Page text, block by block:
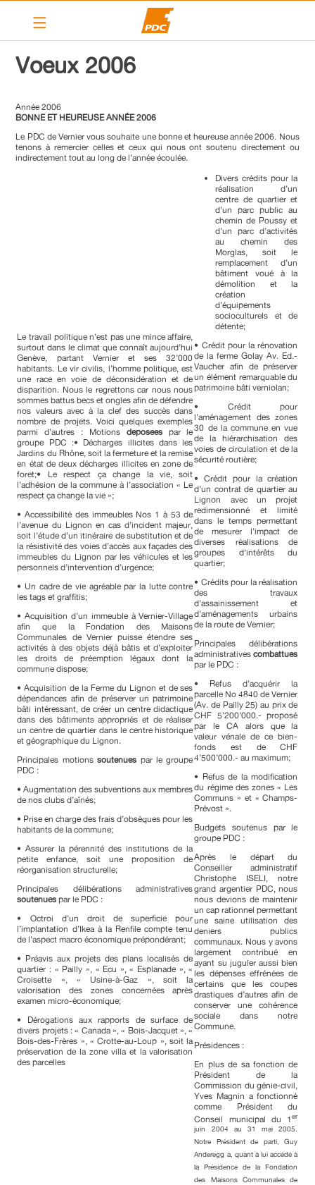
Le PDC Vernier
Calendrier
Articles
Contact
Voeux 2006
Année 2006
BONNE ET HEUREUSE ANNÉE 2006
Le PDC de Vernier vous souhaite une bonne et heureuse année 2006. Nous
tenons à remercier celles et ceux qui nous ont soutenu directement ou
indirectement tout au long de l’année écoulée.
Le travail politique n’est pas une mince affaire,
surtout dans le climat que connaît aujourd’hui
Genève, partant Vernier et ses 32’000
habitants. Le vir civilis, l’homme politique, est
une race en voie de déconsidération et de
disparition. Nous le regrettons car nous nous
sommes battus becs et ongles afin de défendre
nos valeurs avec à la clef des succès dans
nombre de projets. Voici quelques exemples
parmi d’autres : Motions déposées par le
groupe PDC :• Décharges illicites dans les
Jardins du Rhône, soit la fermeture et la remise
en état de deux décharges illicites en zone de
foret;• Le respect ça change la vie, soit
l’adhésion de la commune à l’association « Le
respect ça change la vie »;
• Accessibilité des immeubles Nos 1 à 53 de
l’avenue du Lignon en cas d’incident majeur,
soit l’étude d’un itinéraire de substitution et de
la résistivité des voies d’accès aux façades des
immeubles du Lignon par les véhicules et les
personnels d’intervention d’urgence;
• Un cadre de vie agréable par la lutte contre
les tags et graffitis;
• Acquisition d’un immeuble à Vernier-Village
afin que la Fondation des Maisons
Communales de Vernier puisse étendre ses
activités à des objets déjà bâtis et d’exploiter
les droits de préemption légaux dont la
commune dispose;
• Acquisition de la Ferme du Lignon et de ses
dépendances afin de préserver un patrimoine
bâti intéressant, de créer un centre didactique
dans des bâtiments appropriés et de réaliser
un centre de quartier dans le centre historique
et géographique du Lignon.
Principales motionssoutenues par le groupe
PDC :
• Augmentation des subventions aux membres
de nos clubs d’aînés;
• Prise en charge des frais d’obsèques pour les
habitants de la commune;
• Assurer la pérennité des institutions de la
petite enfance, soit une proposition de
réorganisation structurelle;
Principales délibérations administratives
soutenuespar le PDC :
• Octroi d’un droit de superficie pour
l’implantation d’Ikea à la Renfile compte tenu
de l’aspect macro économique prépondérant;
• Préavis aux projets des plans localisés de
quartier : « Pailly », « Ecu », « Esplanade », «
Croisette », « Usine-à-Gaz », soit la
valorisation des zones concernées après
examen micro-économique;
• Dérogations aux rapports de surface de
divers projets : « Canada », « Bois-Jacquet », «
Bois-des-Frères », « Crotte-au-Loup », soit la
préservation de la zone villa et la valorisation
des parcelles
Divers crédits pour la
réalisation d’un
centre de quartier et
d’un parc public au
chemin de Poussy et
d’un parc d’activités
au chemin des
Morglas, soit le
remplacement d’un
bâtiment voué à la
démolition et la
création
d’équipements
socioculturels et de
détente;
• Crédit pour la rénovation
de la ferme Golay Av. Ed.-
Vaucher afin de préserver
un élément remarquable du
patrimoine bâti verniolan;
• Crédit pour
l’aménagement des zones
30 de la commune en vue
de la hiérarchisation des
voies de circulation et de la
sécurité routière;
• Crédit pour la création
d’un contrat de quartier au
Lignon avec un projet
redimensionné et limité
dans le temps permettant
de mesurer l’impact de
diverses réalisations de
groupes d’intérêts du
quartier;
• Crédits pour la réalisation
des travaux
d’assainissement et
d’aménagements urbains
de la route de Vernier;
Principales délibérations
administrativescombattues
par le PDC :
• Refus d’acquérir la
parcelle No 4840 de Vernier
(Av. de Pailly 25) au prix de
CHF 5’200’000.- proposé
par le CA alors que la
valeur vénale de ce bien-
fonds est de CHF
4’500’000.- au maximum;
• Refus de la modification
du régime des zones « Les
Communs » et « Champs-
Prévost ».
Budgets soutenus par le
groupe PDC :
Après le départ du
Conseiller administratif
Christophe ISELI, notre
grand argentier PDC, nous
nous devions de maintenir
un cap rationnel permettant
une saine utilisation des
deniers publics
communaux. Nous y avons
largement contribué en
ayant su juguler aussi bien
les dépenses effrénées de
certains que les coupes
drastiques d’autres afin de
conserver une cohérence
sociale dans notre
Commune.
Présidences :
En plus de sa fonction de
Président de la
Commission du génie-civil,
Yves Magnin a fonctionné
comme Président du
Conseil municipal du 1er
juin 2004 au 31 mai 2005.
Notre Président de parti, Guy
Anderegg a, quant à lui accédé à
la Présidence de la Fondation
des Maisons Communales de